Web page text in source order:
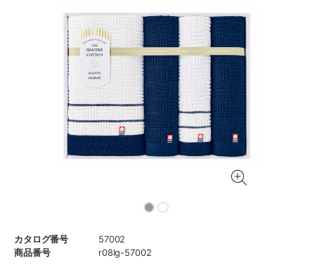
カタログ番号
57002
商品番号
r08lg-57002